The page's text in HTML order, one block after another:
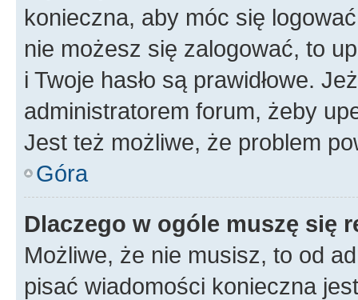
konieczna, aby móc się
nie możesz się zalogować, to
i Twoje hasło są prawidłowe.
administratorem forum, żeby
Jest też możliwe, że problem
Góra
Dlaczego w ogóle muszę się
Możliwe, że nie musisz, to od
pisać wiadomości konieczna